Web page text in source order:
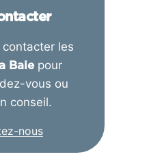
les
Baie pour
vous ou
conseil.
nous